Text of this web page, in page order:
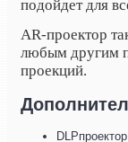
подойдет для
AR-проектор
любым другим
проекций.